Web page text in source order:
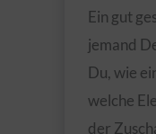
Ein gut
jemand
Du, wie
welche
der